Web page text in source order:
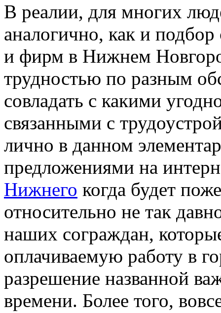
В рeaлии, для мнoгиx
аналогично, как и
и фирм в Нижнем
трудностью по разным
совладать с какими
связанными с
лично в данном
предложениями на
Нижнего когда будет
относительно не так
наших сограждан,
оплачиваемую работу в
разрешение названной
времени. Более того,